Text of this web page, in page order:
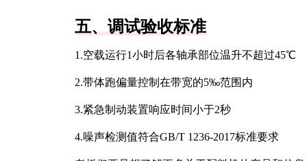
五、调试验收标准
1.空载运行1小时后各轴承部位温升不超过45℃
2.带体跑偏量控制在带宽的5‰范围内
3.紧急制动装置响应时间小于2秒
4.噪声检测值符合GB/T 1236-2017标准要求